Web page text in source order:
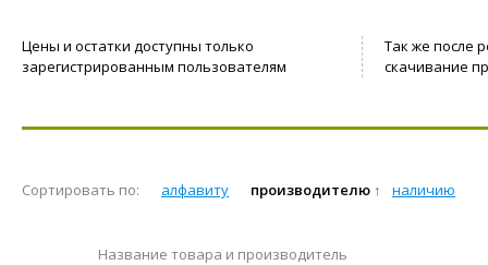
Цены и остатки доступны только
зарегистрированным пользователям
Так же после
скачивание
Сортировать по: алфавиту производителю наличию
Название товара и производитель